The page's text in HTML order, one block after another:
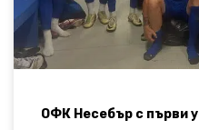
ОФК Несебър с първи